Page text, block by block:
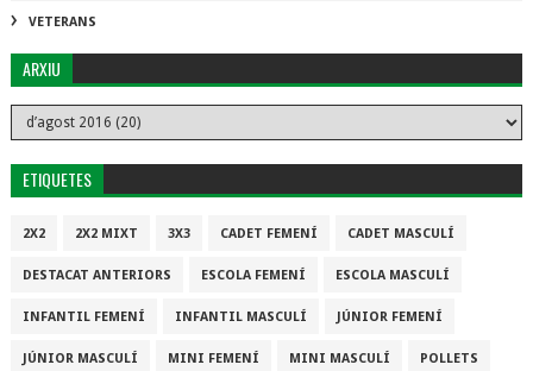
VETERANS
ARXIU
ETIQUETES
2X2 2X2 MIXT 3X3 CADET FEMENÍ CADET MASCULÍ
DESTACAT ANTERIORS ESCOLA FEMENÍ ESCOLA MASCULÍ
INFANTIL FEMENÍ INFANTIL MASCULÍ JÚNIOR FEMENÍ
JÚNIOR MASCULÍ MINI FEMENÍ MINI MASCULÍ POLLETS